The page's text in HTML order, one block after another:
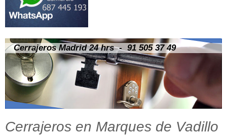
Cerrajeros Madrid 24 hrs - 91 505 37 49
Cerrajeros en Marques de Vadillo